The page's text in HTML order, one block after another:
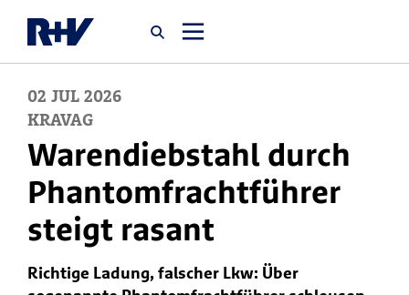
Startseite
Newsroom
Über uns
Karriere
02 JUL 2026
KRAVAG
Warendiebstahl durch
Phantomfrachtführer
steigt rasant
Richtige Ladung, falscher Lkw: Über